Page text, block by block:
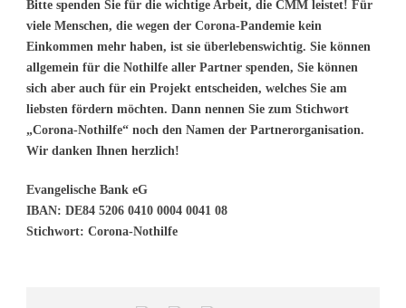
Bitte spenden Sie für die wichtige Arbeit, die CMM leistet! Für
viele Menschen, die wegen der Corona-Pandemie kein
Einkommen mehr haben, ist sie überlebenswichtig. Sie können
allgemein für die Nothilfe aller Partner spenden, Sie können
sich aber auch für ein Projekt entscheiden, welches Sie am
liebsten fördern möchten. Dann nennen Sie zum Stichwort
„Corona-Nothilfe“ noch den Namen der Partnerorganisation.
Wir danken Ihnen herzlich!
Evangelische Bank eG
IBAN: DE84 5206 0410 0004 0041 08
Stichwort: Corona-Nothilfe